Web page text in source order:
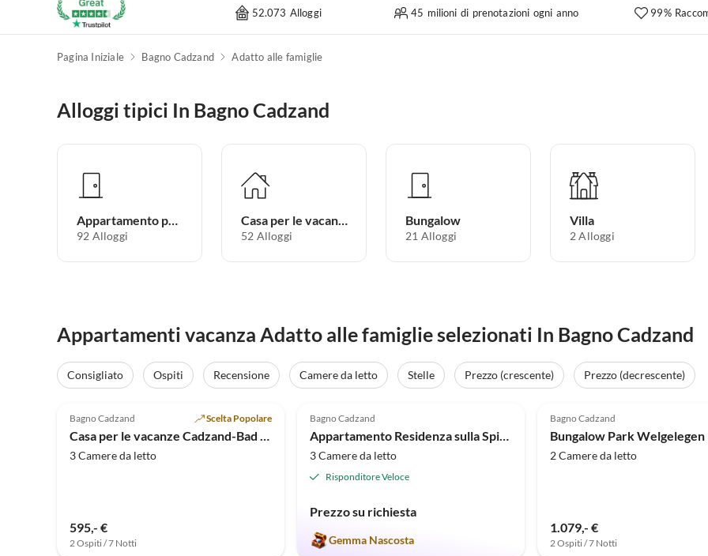
52.073 Alloggi 45 milioni di prenotazioni ogni anno 99%
Pagina Iniziale Bagno Cadzand Adatto alle famiglie
Alloggi tipici In Bagno Cadzand
Appartamento per vacanze
92 Alloggi
Casa per le vacanze
52 Alloggi
Bungalow
21 Alloggi
Villa
2 Alloggi
Appartamenti vacanza Adatto alle famiglie selezionati In Bagno Cadzand
Consigliato Ospiti Recensione Camere da letto Stelle Prezzo (crescente) Prezzo (decrescente)
Annuncio in
Alto
Bagno Cadzand Scelta Popolare
Casa per le vacanze Cadzand-Bad NL
3 Camere da letto
595,- €
2 Ospiti / 7 Notti
Bagno Cadzand
Appartamento Residenza sulla Spiaggia B001
3 Camere da letto
Risponditore Veloce
Prezzo su richiesta
Gemma Nascosta
Bagno Cadzand
Bungalow Park Welgelegen
2 Camere da letto
1.079,- €
2 Ospiti / 7 Notti